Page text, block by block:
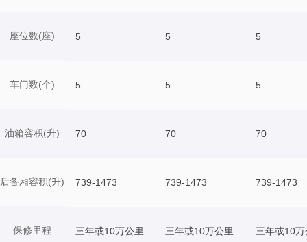
座位数(座)
车门数(个)
油箱容积(升)
后备厢容积(升)
保修里程
5 5 5
5 5 5
70 70 70
739-1473 739-1473 739-1473
三年或10万公里 三年或10万公里 三年或10万